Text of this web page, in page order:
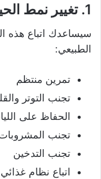
1. تغيير نمط الحياة وتصحيح العادات السيئة
سيساعدك اتباع هذه
الطبيعي:
تمرين منتظم
تجنب التوتر
الحفاظ على
تجنب المشروبات
تجنب التدخين
اتباع نظام